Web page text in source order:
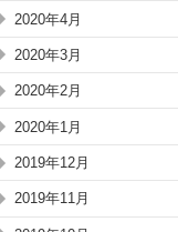
2020年4月
2020年3月
2020年2月
2020年1月
2019年12月
2019年11月